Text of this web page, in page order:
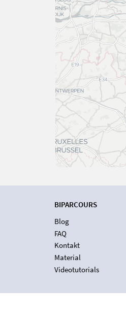
BIPARCOURS
Blog
FAQ
Kontakt
Material
Videotutorials